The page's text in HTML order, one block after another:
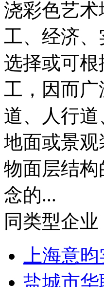
浇彩色艺
工、经济
选择或可
工，因而
道、人行
地面或景
物面层结
念的...
同类型企业
上海意